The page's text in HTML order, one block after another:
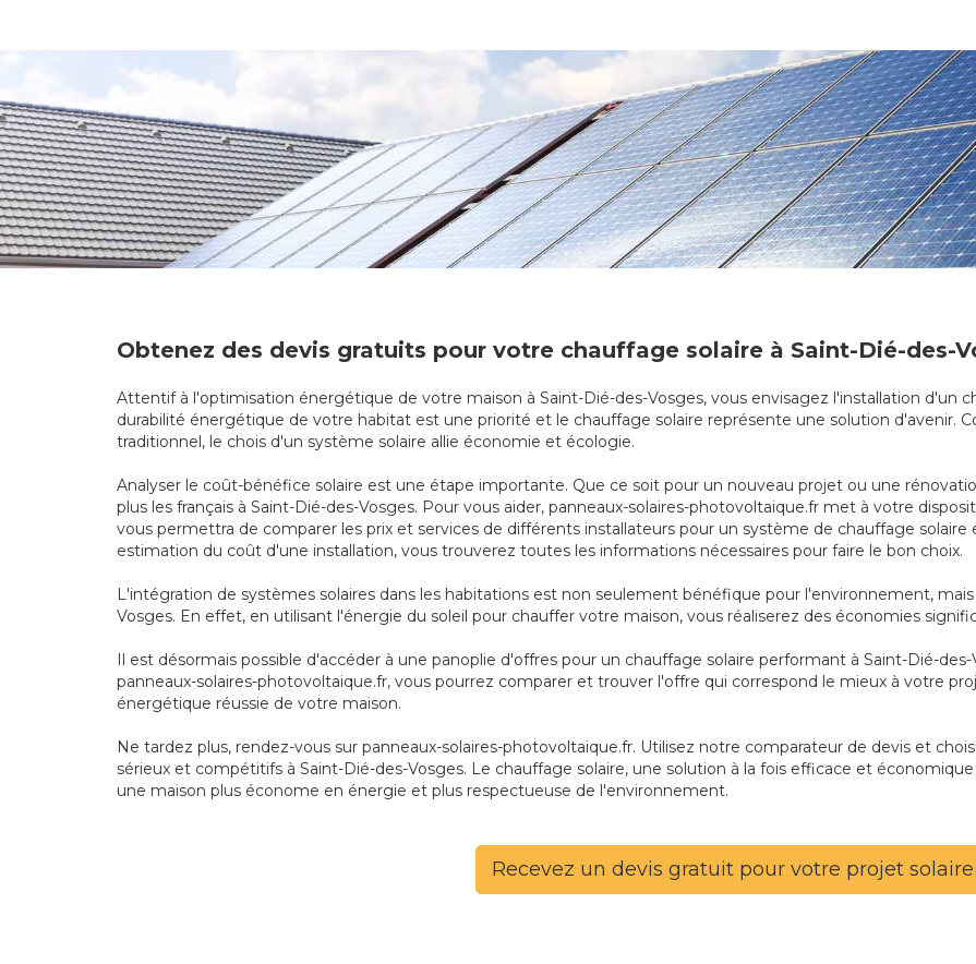
Obtenez des devis gratuits pour votre chauffage solaire à Saint-Dié-des-
Attentif à l'optimisation énergétique de votre maison à Saint-Dié-des-Vosges, vous envisagez l'installation d'un
durabilité énergétique de votre habitat est une priorité et le chauffage solaire représente une solution d'avenir.
traditionnel, le chois d'un système solaire allie économie et écologie.
Analyser le coût-bénéfice solaire est une étape importante. Que ce soit pour un nouveau projet ou une
plus les français à Saint-Dié-des-Vosges. Pour vous aider, panneaux-solaires-photovoltaique.fr met à votre
vous permettra de comparer les prix et services de différents installateurs pour un système de chauffage
estimation du coût d'une installation, vous trouverez toutes les informations nécessaires pour faire le bon choix.
L'intégration de systèmes solaires dans les habitations est non seulement bénéfique pour l'environnement,
Vosges. En effet, en utilisant l'énergie du soleil pour chauffer votre maison, vous réaliserez des économies
Il est désormais possible d'accéder à une panoplie d'offres pour un chauffage solaire performant à Saint-Dié-
panneaux-solaires-photovoltaique.fr, vous pourrez comparer et trouver l'offre qui correspond le mieux à votre
énergétique réussie de votre maison.
Ne tardez plus, rendez-vous sur panneaux-solaires-photovoltaique.fr. Utilisez notre comparateur de devis et
sérieux et compétitifs à Saint-Dié-des-Vosges. Le chauffage solaire, une solution à la fois efficace et
une maison plus économe en énergie et plus respectueuse de l'environnement.
Recevez un devis gratuit pour votre projet solaire